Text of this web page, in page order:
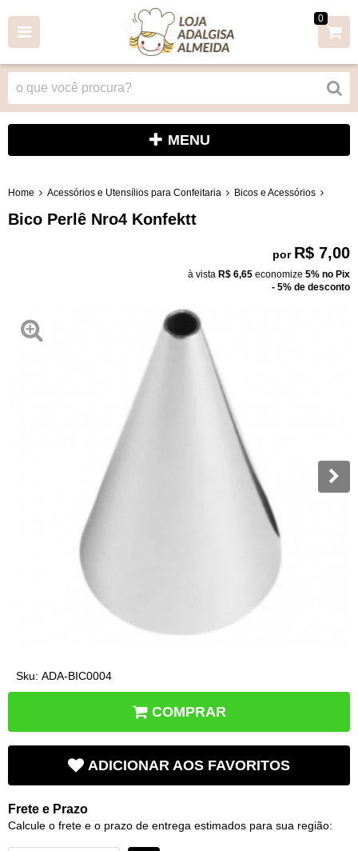
0
MENU
Home Acessórios e Utensílios para Confeitaria Bicos e Acessórios
Bico Perlê Nro4 Konfektt
por R$ 7,00
à vista R$ 6,65 economize 5% no Pix
- 5% de desconto
Sku: ADA-BIC0004
COMPRAR
ADICIONAR AOS FAVORITOS
Frete e Prazo
Calcule o frete e o prazo de entrega estimados para sua região: